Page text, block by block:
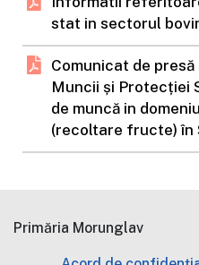
stat in sectorul
Comunicat de
Muncii și Protecției
de muncă in
(recoltare fructe) în
Primăria Morunglav